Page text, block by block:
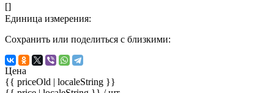
[]
Единица измерения:
Сохранить или поделиться с близкими:
Цена
{{ priceOld | localeString }}